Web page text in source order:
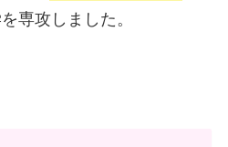
専攻しました。